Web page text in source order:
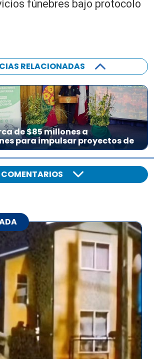
fúnebres bajo protocolo
RELACIONADAS
de $85 millones a
para impulsar proyectos de
COMENTARIOS